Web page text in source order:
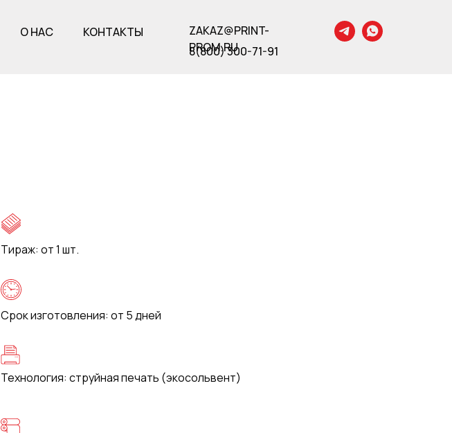
О НАС
8(800) 300-71-91
ZAKAZ@PRINT-
PROM.RU
КОНТАКТЫ
Тираж: от 1 шт.
Срок изготовления: от 5 дней
Технология: струйная печать (экосольвент)